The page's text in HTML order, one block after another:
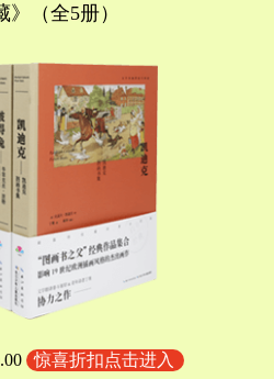
》（全5册）
惊喜折扣点击进入